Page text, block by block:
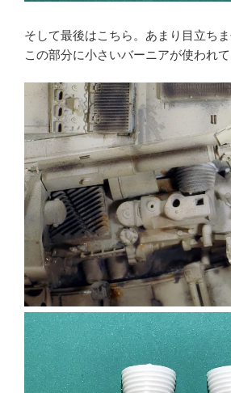
そして最後はこちら。あまり目立ち
この部分に小さいバーニアが使われて